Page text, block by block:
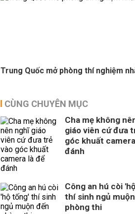
Trung Quốc mở phòng thí nghiệm
CÙNG CHUYÊN MỤC
Cha mẹ không
giáo viên cứ đưa
góc khuất
đánh
Công an hú còi
thí sinh ngủ
phòng thi